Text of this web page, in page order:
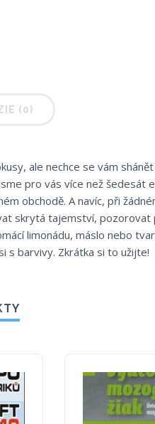
(0)
ale nechce se vám
pro vás více než šedesát
obchodě. A navíc, při
skrytá tajemství,
limonádu, máslo nebo
s barvivy. Zkrátka si to užijte!